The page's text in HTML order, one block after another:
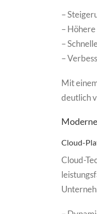
–
–
–
–
Mit
deutlich
Cloud-
Cloud-